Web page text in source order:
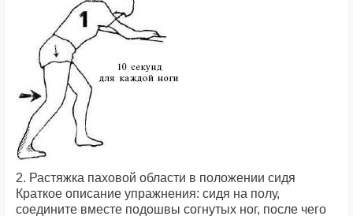
2. Растяжка паховой области в положении сидя
Краткое описание упражнения: сидя на полу,
соедините вместе подошвы согнутых ног, после чего